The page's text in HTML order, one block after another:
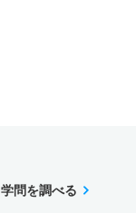
学問を調べる